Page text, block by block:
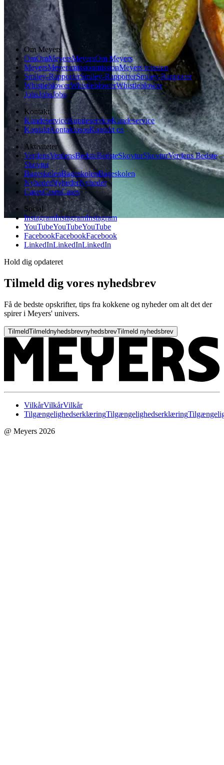
Vintermad
Aftensmad
Om Meyers
OmOmMeyersMeyersOm Meyers
MeyersMeyersmissionmissionMeyers mission
Smiley-RapporterSmiley-RapporterSmiley-Rapporter
WhistleblowerWhistleblowerWhistleblower
JobsJobsJobs
Kontakt
KundeserviceKundeserviceKundeservice
KontaktKontaktososKontakt os
Aktiviteter
VerdensVerdensBedsteBedsteSkovturSkovturVerdens Bedste
Skovtur
BageskolenBageskolenBageskolen
NyhederNyhederNyheder
CasesCasesCases
Social
InstagramInstagramInstagram
YouTubeYouTubeYouTube
FacebookFacebookFacebook
LinkedInLinkedInLinkedIn
Hold dig opdateret
Tilmeld dig vores nyhedsbrev
Få de bedste opskrifter, tips fra kokkene og nyheder om alt det der
spirer i Meyers' univers.
TilmeldTilmeldnyhedsbrevnyhedsbrevTilmeld nyhedsbrev
VilkårVilkårVilkår
TilgængelighedserklæringTilgængelighedserklæring
@ Meyers 2026